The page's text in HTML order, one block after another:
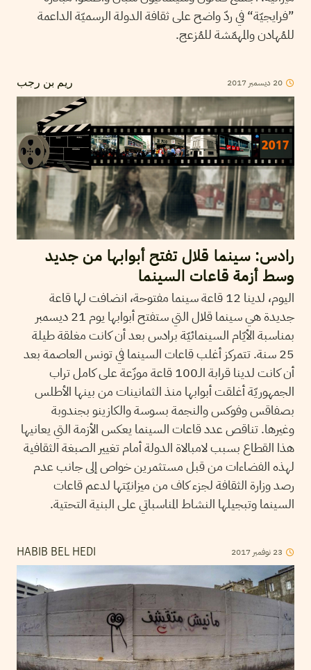
”فرايجيّة“ في ردّ واضح على ثقافة الدولة الرسميّة الداعمة
للمُهادن والمهمّشة للمُزعج.
ريم بن رجب 20 ديسمبر 2017
رادس: سينما قلال تفتح أبوابها من جديد
وسط أزمة قاعات السينما
اليوم، لدينا 12 قاعة سينما مفتوحة، انضافت لها قاعة
جديدة هي سينما قلال التي ستفتح أبوابها يوم 21 ديسمبر
بمناسبة الأيّام السينمائيّة برادس بعد أن كانت مغلقة طيلة
25 سنة. تتمركز أغلب قاعات السينما في تونس العاصمة بعد
أن كانت لدينا قرابة الـ100 قاعة موزّعة على كامل تراب
الجمهوريّة أغلقت أبوابها منذ الثمانينات من بينها الأطلس
بصفاقس وفوكس والنجمة بسوسة والكازينو بجندوبة
وغيرها. تناقص عدد قاعات السينما يعكس الأزمة التي يعانيها
هذا القطاع بسبب لامبالاة الدولة أمام تغيير الصبغة الثقافية
لهذه الفضاءات من قبل مستثمرين خواص إلى جانب عدم
رصد وزارة الثقافة لجزء كاف من ميزانيّتها لدعم قاعات
السينما وتبجيلها النشاط المناسباتي على البنية التحتية.
HABIB BEL HEDI 23 نوفمبر 2017